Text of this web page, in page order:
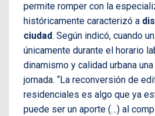
permite romper con la
históricamente caracterizó a
ciudad. Según indicó, cuando
únicamente durante el horario
dinamismo y calidad urbana
jornada. “La reconversión de
residenciales es algo que ya
puede ser un aporte (…) al